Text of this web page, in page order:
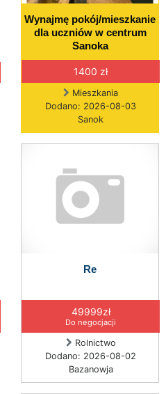
Wynajmę pokój/mieszkanie
dla uczniów w centrum
Sanoka
1400 zł
Mieszkania
Dodano: 2026-08-03
Sanok
Re
49999zł
Do negocjacji
Rolnictwo
Dodano: 2026-08-02
Bazanowja